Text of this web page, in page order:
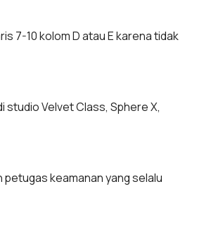
7-10 kolom D atau E karena tidak
studio Velvet Class, Sphere X,
keamanan yang selalu